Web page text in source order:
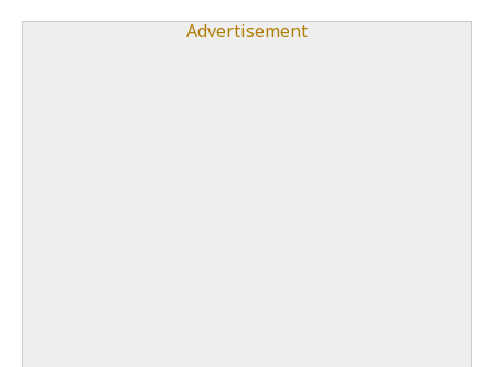
Advertisement